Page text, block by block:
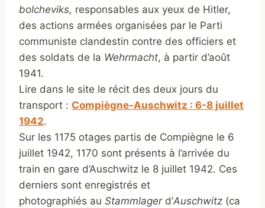
bolcheviks, responsables aux yeux de Hitler,
des actions armées organisées par le Parti
communiste clandestin contre des officiers et
des soldats de la Wehrmacht, à partir d’août
1941.
Lire dans le site le récit des deux jours du
transport : Compiègne-Auschwitz : 6-8 juillet
1942.
Sur les 1175 otages partis de Compiègne le 6
juillet 1942, 1170 sont présents à l’arrivée du
train en gare d’Auschwitz le 8 juillet 1942. Ces
derniers sont enregistrés et
photographiés au Stammlagerd’Auschwitz (ca